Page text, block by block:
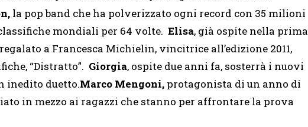
la pop band che ha polverizzato ogni record con 35 milioni
mondiali per 64 volte. Elisa, già ospite nella prima
a Francesca Michielin, vincitrice all’edizione 2011,
“Distratto”. Giorgia, ospite due anni fa, sosterrà i nuovi
inedito duetto.Marco Mengoni, protagonista di un anno di
in mezzo ai ragazzi che stanno per affrontare la prova